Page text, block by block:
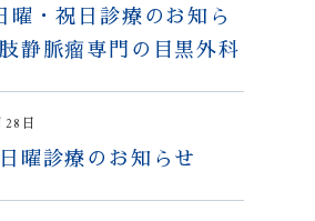
曜・祝日診療のお知ら
静脈瘤専門の目黒外科
日
曜診療のお知らせ